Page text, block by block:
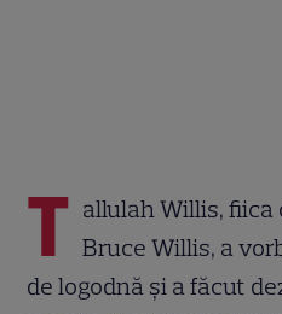
T allulah Willis,
Bruce Willis, a
de logodnă și a făcut